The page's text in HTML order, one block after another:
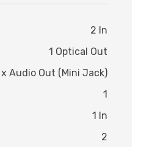
2 In
1 Optical Out
x Audio Out (Mini Jack)
1
1 In
2